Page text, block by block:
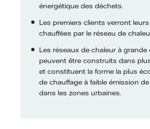
énergétique des déchets.
Les premiers clients verront
chauffées par le réseau de
Les réseaux de chaleur à grande
peuvent être construits dans
et constituent la forme la plus
de chauffage à faible émission
dans les zones urbaines.